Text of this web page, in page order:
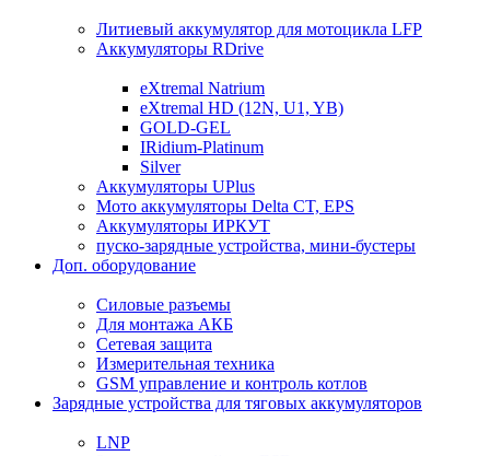
Литиевый аккумулятор для мотоцикла LFP
Аккумуляторы RDrive
eXtremal Natrium
eXtremal HD (12N, U1, YB)
GOLD-GEL
IRidium-Platinum
Silver
Аккумуляторы UPlus
Мото аккумуляторы Delta CT, EPS
Аккумуляторы ИРКУТ
пуско-зарядные устройства, мини-бустеры
Доп. оборудование
Силовые разъемы
Для монтажа АКБ
Сетевая защита
Измерительная техника
GSM управление и контроль котлов
Зарядные устройства для тяговых аккумуляторов
LNP